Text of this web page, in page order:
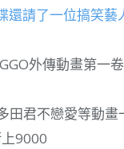
還請了一位搞笑藝
外傳動畫第一
田君不戀愛等動
9000